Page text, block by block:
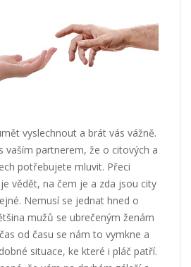
vyslechnout a brát vás vážně.
vaším partnerem, že o citových a
potřebujete mluvit. Přeci
vědět, na čem je a zda jsou city
Nemusí se jednat hned o
mužů se ubrečeným ženám
od času se nám to vymkne a
situace, ke které i pláč patří.